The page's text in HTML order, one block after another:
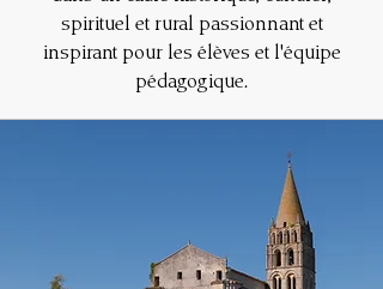
spirituel et rural passionnant et
inspirant pour les élèves et l'équipe
pédagogique.